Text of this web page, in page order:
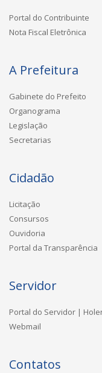
Portal do Contribuinte
Nota Fiscal Eletrônica
A Prefeitura
Gabinete do Prefeito
Organograma
Legislação
Secretarias
Cidadão
Licitação
Consursos
Ouvidoria
Portal da Transparência
Servidor
Portal do Servidor |
Webmail
Contatos